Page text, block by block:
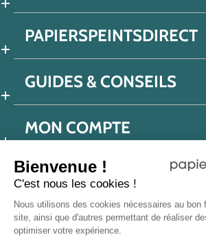
Bienvenue !
C'est nous les cookies !
Nous utilisons des cookies nécessaires au bon
site, ainsi que d'autres permettant de réaliser
optimiser votre expérience.
PAPIERSPEINTSDIRECT
GUIDES & CONSEILS
MON COMPTE
Politique de confidentialité